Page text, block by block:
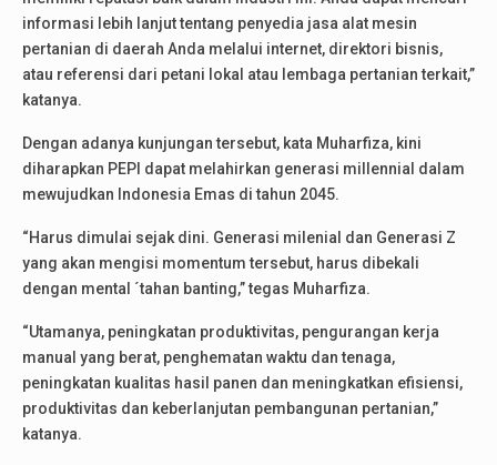
informasi lebih lanjut tentang penyedia jasa alat mesin
pertanian di daerah Anda melalui internet, direktori bisnis,
atau referensi dari petani lokal atau lembaga pertanian terkait,”
katanya.
Dengan adanya kunjungan tersebut, kata Muharfiza, kini
diharapkan PEPI dapat melahirkan generasi millennial dalam
mewujudkan Indonesia Emas di tahun 2045.
“Harus dimulai sejak dini. Generasi milenial dan Generasi Z
yang akan mengisi momentum tersebut, harus dibekali
dengan mental ´tahan banting,” tegas Muharfiza.
“Utamanya, peningkatan produktivitas, pengurangan kerja
manual yang berat, penghematan waktu dan tenaga,
peningkatan kualitas hasil panen dan meningkatkan efisiensi,
produktivitas dan keberlanjutan pembangunan pertanian,”
katanya.